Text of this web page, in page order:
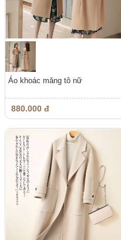
Áo khoác măng tô nữ
880.000 đ